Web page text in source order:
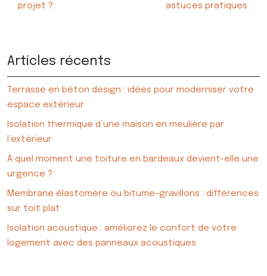
projet ?
astuces pratiques.
Articles récents
Terrasse en béton design : idées pour moderniser votre
espace extérieur
Isolation thermique d’une maison en meulière par
l’extérieur
À quel moment une toiture en bardeaux devient-elle une
urgence ?
Membrane élastomère ou bitume-gravillons : différences
sur toit plat
Isolation acoustique : améliorez le confort de votre
logement avec des panneaux acoustiques